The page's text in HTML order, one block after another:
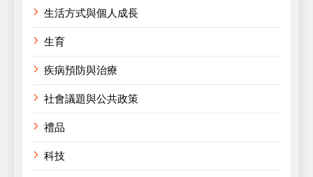
生活方式與個人成長
生育
疾病預防與治療
社會議題與公共政策
禮品
科技